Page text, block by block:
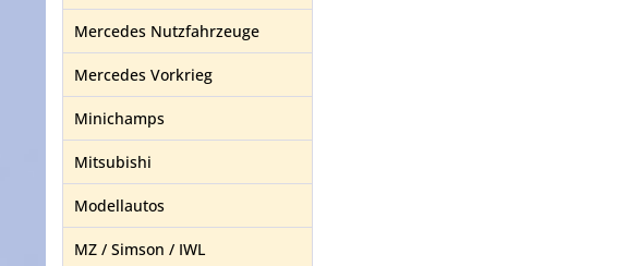
Mercedes Nutzfahrzeuge
Mercedes Vorkrieg
Minichamps
Mitsubishi
Modellautos
MZ / Simson / IWL